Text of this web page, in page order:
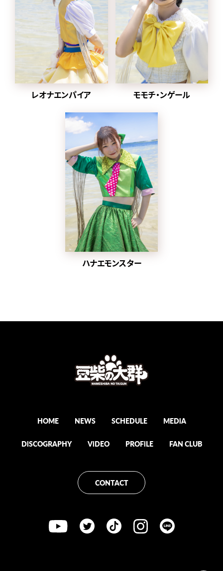
た「水曜日のダウンタウン」
内で
元々アドバイザーを務めて
いた、クロちゃんがプロデ
ューサー就任、ハナエモン
スターが復帰、
グループ名を戻すことが発
表された。
同日にクロちゃんが作詞し
ル配信がスタート。
レオナエンパイア モモチ・ンゲール
ハナエモンスター
HOME NEWS SCHEDULE MEDiA
DiSCOGRAPHY ViDEO PROFiLE FAN CLUB
CONTACT